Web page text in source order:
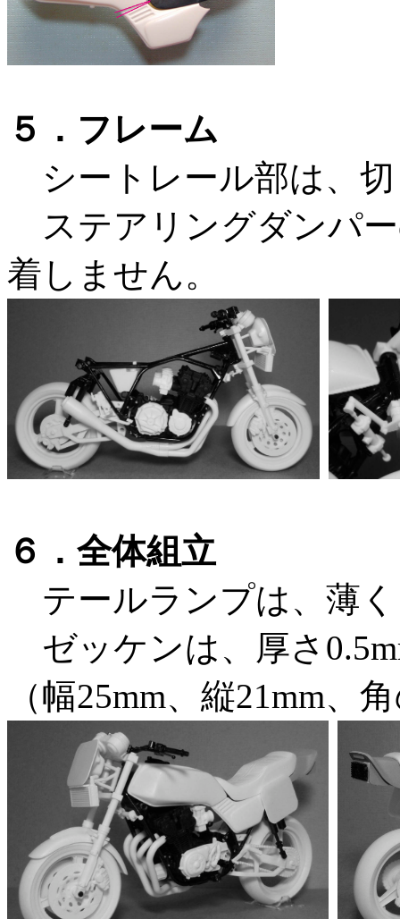
５．フレーム
シートレール部は、
ステアリングダンパ
着しません。
６．全体組立
テールランプは、薄
ゼッケンは、厚さ
（幅25mm、縦21mm、